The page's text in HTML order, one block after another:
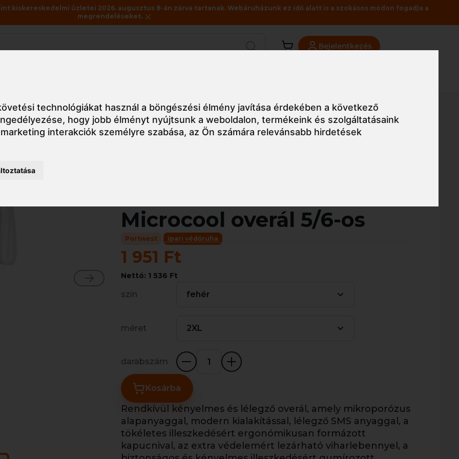
technológiákat használ a böngészési élmény javítása érdekében a következő
, hogy jobb élményt nyújtsunk a weboldalon,termékeink és szolgáltatásaink
interakciók személyre szabása,az Ön számára relevánsabb hirdetések
kiskereskedelmi üzletei 2026. augusztus 8-án zárva tartanak. Webáruházunk ez idő alatt is a szokásos módon fogadja a
megrendeléseket.
Bejelentkezés
Microcool overál 5/6-os
Portwest ipari védőruha
1 951 Ft
Nettó: 1 536 Ft
szín fehér
méret 2XL
darabszám
Kosárba
Rendkívül kényelmes és lélegző overál, amely mikroporózus
alapanyaggal, modern kialakítással, lélegző SMS anyaggal, a
tökéletes illeszkedésért ergonómikusan formázott
kapucnival, az extra védelemért lezárható viharlebennyel, a